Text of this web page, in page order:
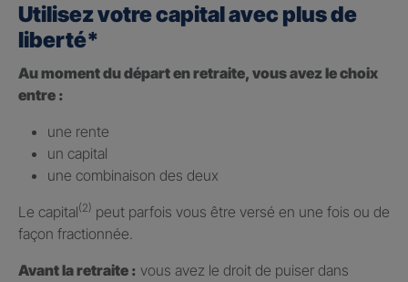
Utilisez votre capital avec plus de
liberté*
Au moment du départ en retraite, vous avez le choix
entre :
une rente
un capital
une combinaison des deux
Le capital(2) peut parfois vous être versé en une fois ou de
façon fractionnée.
Avant la retraite : vous avez le droit de puiser dans